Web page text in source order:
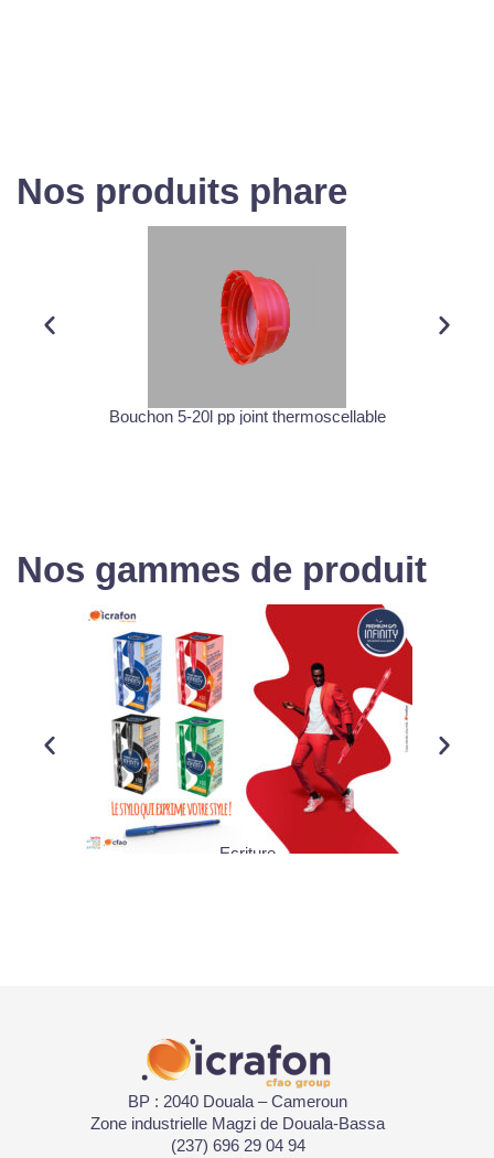
Nos produits phare
Bouchon 5-20l pp joint thermoscellable
Nos gammes de produit
Ecriture
BP : 2040 Douala – Cameroun
Zone industrielle Magzi de Douala-Bassa
(237) 696 29 04 94